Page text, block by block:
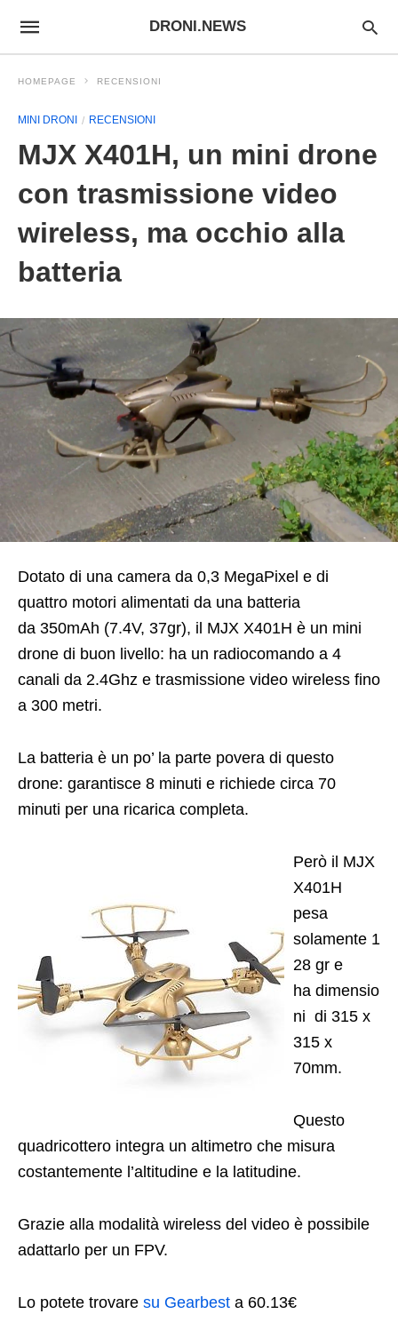
DRONI.NEWS
HOMEPAGE RECENSIONI
MINI DRONI RECENSIONI
MJX X401H, un mini drone
con trasmissione video
wireless, ma occhio alla
batteria
Dotato di una camera da 0,3 MegaPixel e di
quattro motori alimentati da una batteria
da 350mAh (7.4V, 37gr), il MJX X401H è un mini
drone di buon livello: ha un radiocomando a 4
canali da 2.4Ghz e trasmissione video wireless fino
a 300 metri.
La batteria è un po’ la parte povera di questo
drone: garantisce 8 minuti e richiede circa 70
minuti per una ricarica completa.
Però il MJX
X401H
pesa
solamente 1
28 gr e
ha dimensio
ni di 315 x
315 x
70mm.
Questo
quadricottero integra un altimetro che misura
costantemente l’altitudine e la latitudine.
Grazie alla modalità wireless del video è possibile
adattarlo per un FPV.
Lo potete trovare su Gearbest a 60.13€